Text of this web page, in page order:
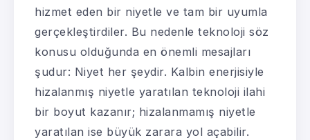
hizmet eden bir niyetle ve tam bir uyumla
gerçekleştirdiler. Bu nedenle teknoloji söz
konusu olduğunda en önemli mesajları
şudur: Niyet her şeydir. Kalbin enerjisiyle
hizalanmış niyetle yaratılan teknoloji ilahi
bir boyut kazanır; hizalanmamış niyetle
yaratılan ise büyük zarara yol açabilir.